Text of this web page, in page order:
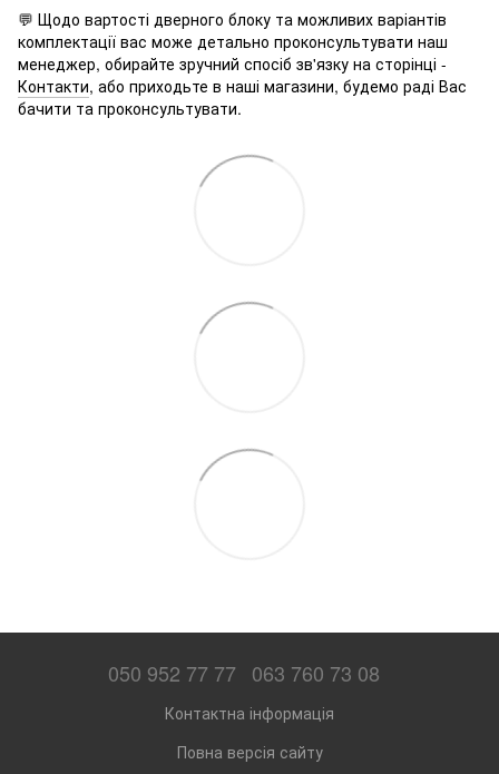
💬 Щодо вартості дверного блоку та можливих варіантів
комплектації вас може детально проконсультувати наш
менеджер, обирайте зручний спосіб зв'язку на сторінці -
Контакти, або приходьте в наші магазини, будемо раді Вас
бачити та проконсультувати.
050 952 77 77 063 760 73 08
Контактна інформація
Повна версія сайту